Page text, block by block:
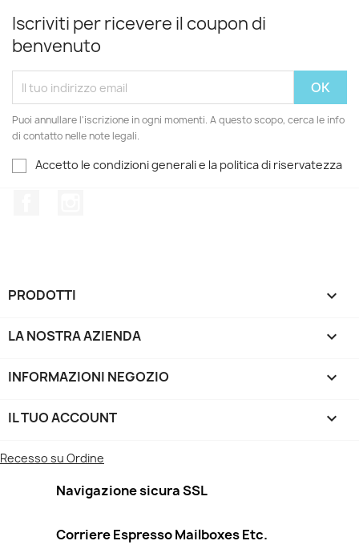
Iscriviti per ricevere il coupon di
benvenuto
Puoi annullare l'iscrizione in ogni momenti. A questo scopo, cerca le info
di contatto nelle note legali.
Accetto le condizioni generali e la politica di riservatezza
PRODOTTI 
LA NOSTRA AZIENDA 
INFORMAZIONI NEGOZIO keyboard_arrow_down
IL TUO ACCOUNT 
Recesso su Ordine
Navigazione sicura SSL
Corriere Espresso Mailboxes Etc.